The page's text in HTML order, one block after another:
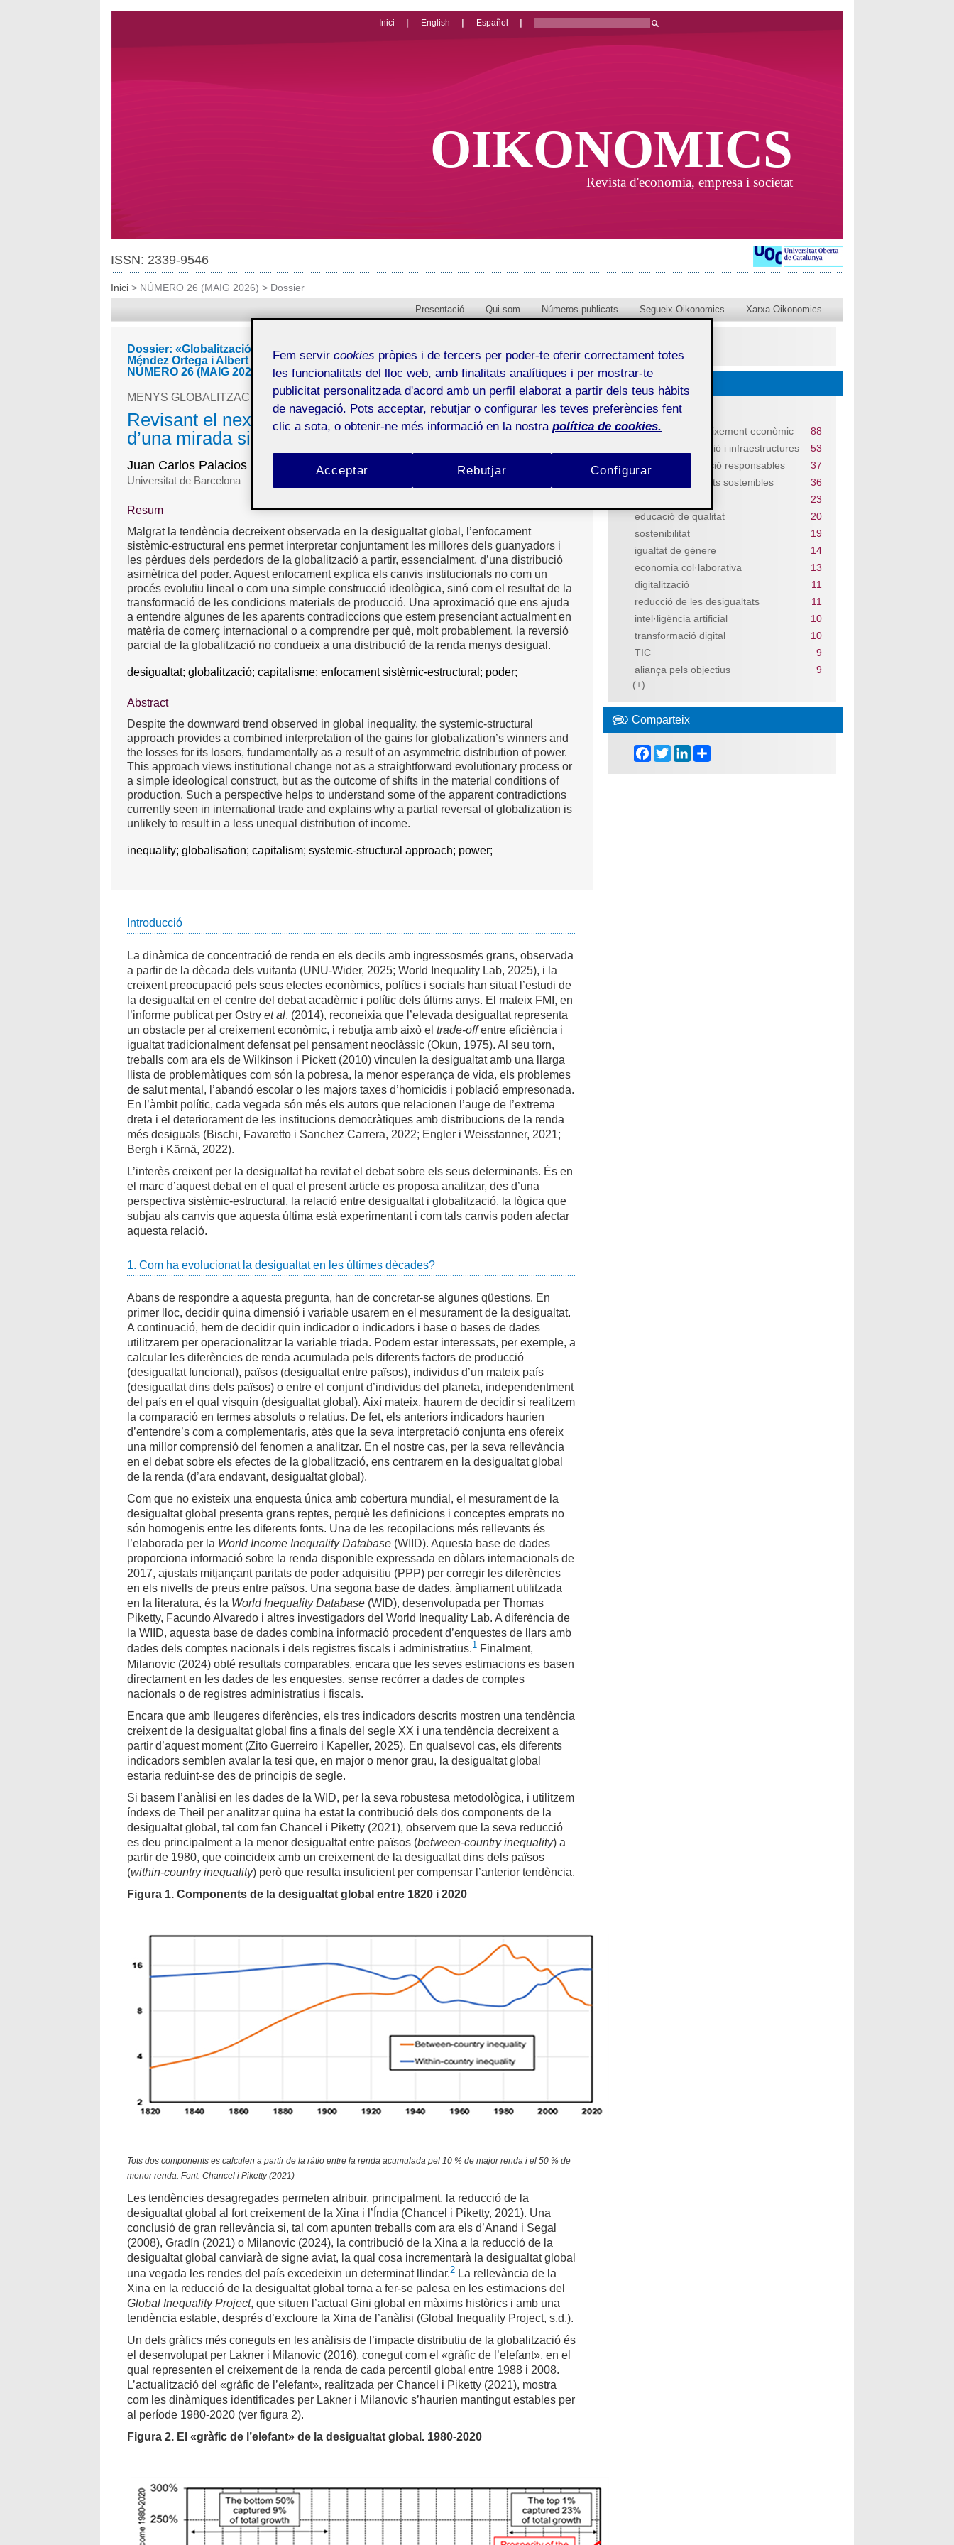
Inici English Español
OIKONOMICS
Revista d'economia, empresa i societat
ISSN: 2339-9546
Inici> NÚMERO 26 (MAIG 2026) > Dossier
Presentació Qui som Números publicats Segueix Oikonomics Xarxa Oikonomics
Dossier: «Globalització econòmica: reconfiguració i reptes» coordinat per Carles
Méndez Ortega i Albert Puig Gómez
NÚMERO 26 (MAIG 2026)
MENYS GLOBALITZACIÓ, MENYS DESIGUALTAT?
Revisant el nexe entre desigualtat i globalització des
d’una mirada sistèmic-estructural
Juan Carlos Palacios Cívico
Universitat de Barcelona
Resum
Malgrat la tendència decreixent observada en la desigualtat global, l’enfocament
sistèmic-estructural ens permet interpretar conjuntament les millores dels guanyadors i
les pèrdues dels perdedors de la globalització a partir, essencialment, d’una distribució
asimètrica del poder. Aquest enfocament explica els canvis institucionals no com un
procés evolutiu lineal o com una simple construcció ideològica, sinó com el resultat de la
transformació de les condicions materials de producció. Una aproximació que ens ajuda
a entendre algunes de les aparents contradiccions que estem presenciant actualment en
matèria de comerç internacional o a comprendre per què, molt probablement, la reversió
parcial de la globalització no condueix a una distribució de la renda menys desigual.
desigualtat;globalització;capitalisme;enfocament sistèmic-estructural; poder;
Abstract
Despite the downward trend observed in global inequality, the systemic-structural
approach provides a combined interpretation of the gains for globalization’s winners and
the losses for its losers, fundamentally as a result of an asymmetric distribution of power.
This approach views institutional change not as a straightforward evolutionary process or
a simple ideological construct, but as the outcome of shifts in the material conditions of
production. Such a perspective helps to understand some of the apparent contradictions
currently seen in international trade and explains why a partial reversal of globalization is
unlikely to result in a less unequal distribution of income.
inequality;globalisation;capitalism;systemic-structural approach; power;
Introducció
La dinàmica de concentració de renda en els decils amb ingressosmés grans, observada
a partir de la dècada dels vuitanta (UNU-Wider, 2025; World Inequality Lab, 2025), i la
creixent preocupació pels seus efectes econòmics, polítics i socials han situat l’estudi de
la desigualtat en el centre del debat acadèmic i polític dels últims anys. El mateix FMI, en
l’informe publicat per Ostryet al. (2014), reconeixia que l’elevada desigualtat representa
un obstacle per al creixement econòmic, i rebutja amb això eltrade-offentre eficiència i
igualtat tradicionalment defensat pel pensament neoclàssic (Okun, 1975). Al seu torn,
treballs com ara els de Wilkinson i Pickett (2010) vinculen la desigualtat amb una llarga
llista de problemàtiques com són la pobresa, la menor esperança de vida, els problemes
de salut mental, l’abandó escolar o les majors taxes d’homicidis i població empresonada.
En l’àmbit polític, cada vegada són més els autors que relacionen l’auge de l’extrema
dreta i el deteriorament de les institucions democràtiques amb distribucions de la renda
més desiguals (Bischi, Favaretto i Sanchez Carrera, 2022; Engler i Weisstanner, 2021;
Bergh i Kärnä, 2022).
L’interès creixent per la desigualtat ha revifat el debat sobre els seus determinants. És en
el marc d’aquest debat en el qual el present article es proposa analitzar, des d’una
perspectiva sistèmic-estructural, la relació entre desigualtat i globalització, la lògica que
subjau als canvis que aquesta última està experimentant i com tals canvis poden afectar
aquesta relació.
1. Com ha evolucionat la desigualtat en les últimes dècades?
Abans de respondre a aquesta pregunta, han de concretar-se algunes qüestions. En
primer lloc, decidir quina dimensió i variable usarem en el mesurament de la desigualtat.
A continuació, hem de decidir quin indicador o indicadors i base o bases de dades
utilitzarem per operacionalitzar la variable triada. Podem estar interessats, per exemple, a
calcular les diferències de renda acumulada pels diferents factors de producció
(desigualtat funcional), països (desigualtat entre països), individus d’un mateix país
(desigualtat dins dels països) o entre el conjunt d’individus del planeta, independentment
del país en el qual visquin (desigualtat global). Així mateix, haurem de decidir si realitzem
la comparació en termes absoluts o relatius. De fet, els anteriors indicadors haurien
d’entendre’s com a complementaris, atès que la seva interpretació conjunta ens ofereix
una millor comprensió del fenomen a analitzar. En el nostre cas, per la seva rellevància
en el debat sobre els efectes de la globalització, ens centrarem en la desigualtat global
de la renda (d’ara endavant, desigualtat global).
Com que no existeix una enquesta única amb cobertura mundial, el mesurament de la
desigualtat global presenta grans reptes, perquè les definicions i conceptes emprats no
són homogenis entre les diferents fonts. Una de les recopilacions més rellevants és
l’elaborada per la World Income Inequality Database (WIID). Aquesta base de dades
proporciona informació sobre la renda disponible expressada en dòlars internacionals de
2017, ajustats mitjançant paritats de poder adquisitiu (PPP) per corregir les diferències
en els nivells de preus entre països. Una segona base de dades, àmpliament utilitzada
en la literatura, és la World Inequality Database (WID), desenvolupada per Thomas
Piketty, Facundo Alvaredo i altres investigadors del World Inequality Lab. A diferència de
la WIID, aquesta base de dades combina informació procedent d’enquestes de llars amb
dades dels comptes nacionals i dels registres fiscals i administratius.1 Finalment,
Milanovic (2024) obté resultats comparables, encara que les seves estimacions es basen
directament en les dades de les enquestes, sense recórrer a dades de comptes
nacionals o de registres administratius i fiscals.
Encara que amb lleugeres diferències, els tres indicadors descrits mostren una tendència
creixent de la desigualtat global fins a finals del segle XX i una tendència decreixent a
partir d’aquest moment (Zito Guerreiro i Kapeller, 2025). En qualsevol cas, els diferents
indicadors semblen avalar la tesi que, en major o menor grau, la desigualtat global
estaria reduint-se des de principis de segle.
Si basem l’anàlisi en les dades de la WID, per la seva robustesa metodològica, i utilitzem
índexs de Theil per analitzar quina ha estat la contribució dels dos components de la
desigualtat global, tal com fan Chancel i Piketty (2021), observem que la seva reducció
es deu principalment a la menor desigualtat entre països (between-country inequality) a
partir de 1980, que coincideix amb un creixement de la desigualtat dins dels països
(within-country inequality) però que resulta insuficient per compensar l’anterior tendència.
Figura 1. Components de la desigualtat global entre 1820 i 2020
Tots dos components es calculen a partir de la ràtio entre la renda acumulada pel 10 % de major renda i el 50 % de
menor renda. Font: Chancel i Piketty (2021)
Les tendències desagregades permeten atribuir, principalment, la reducció de la
desigualtat global al fort creixement de la Xina i l’Índia (Chancel i Piketty, 2021). Una
conclusió de gran rellevància si, tal com apunten treballs com ara els d’Anand i Segal
(2008), Gradín (2021) o Milanovic (2024), la contribució de la Xina a la reducció de la
desigualtat global canviarà de signe aviat, la qual cosa incrementarà la desigualtat global
una vegada les rendes del país excedeixin un determinat llindar.2 La rellevància de la
Xina en la reducció de la desigualtat global torna a fer-se palesa en les estimacions del
Global Inequality Project, que situen l’actual Gini global en màxims històrics i amb una
tendència estable, després d’excloure la Xina de l’anàlisi (Global Inequality Project, s.d.).
Un dels gràfics més coneguts en les anàlisis de l’impacte distributiu de la globalització és
el desenvolupat per Lakner i Milanovic (2016), conegut com el «gràfic de l’elefant», en el
qual representen el creixement de la renda de cada percentil global entre 1988 i 2008.
L’actualització del «gràfic de l’elefant», realitzada per Chancel i Piketty (2021), mostra
com les dinàmiques identificades per Lakner i Milanovic s’haurien mantingut estables per
al període 1980-2020 (ver figura 2).
Figura 2. El «gràfic de l’elefant» de la desigualtat global. 1980-2020
Descobriu...
Temes
treball digne i creixement econòmic
88
indústria, innovació i infraestructures
53
consum i producció responsables
37
ciutats i comunitats sostenibles
36
23
educació de qualitat
20
sostenibilitat
19
igualtat de gènere
14
economia col·laborativa
13
digitalització
11
reducció de les desigualtats
11
intel·ligència artificial
10
transformació digital
10
TIC
9
aliança pels objectius
9
(+)
Comparteix
Facebook
TwitterLinkedIn
Fem servir cookies pròpies i de tercers per poder-te oferir correctament totes
les funcionalitats del lloc web, amb finalitats analítiques i per mostrar-te
publicitat personalitzada d'acord amb un perfil elaborat a partir dels teus hàbits
de navegació. Pots acceptar, rebutjar o configurar les teves preferències fent
clic a sota, o obtenir-ne més informació en la nostra política de cookies.
Rebutjar
Acceptar Configurar